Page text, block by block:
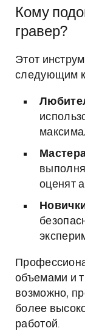
Кому
гравер?
Этот
следующим
оценят
объемами и
возможно,
более
работой.